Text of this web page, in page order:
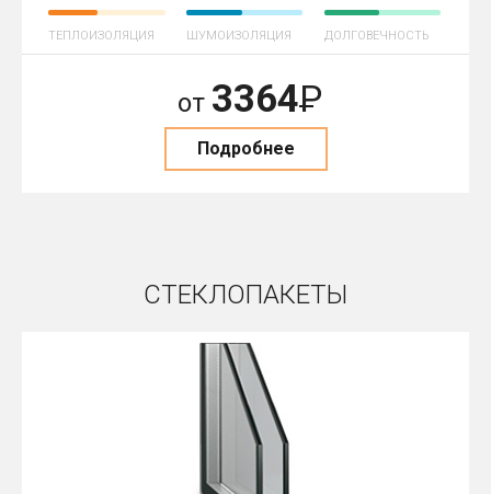
ТЕПЛОИЗОЛЯЦИЯ ШУМОИЗОЛЯЦИЯ ДОЛГОВЕЧНОСТЬ
от 3364Р
Подробнее
СТЕКЛОПАКЕТЫ